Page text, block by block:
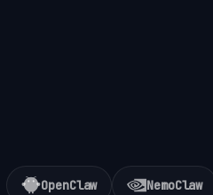
OpenClaw NemoClaw